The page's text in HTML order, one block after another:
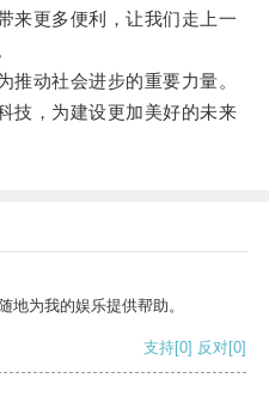
更多便利，让我们走上一
动社会进步的重要力量。
，为建设更加美好的未来
地为我的娱乐提供帮助。
支持[0] 反对[0]